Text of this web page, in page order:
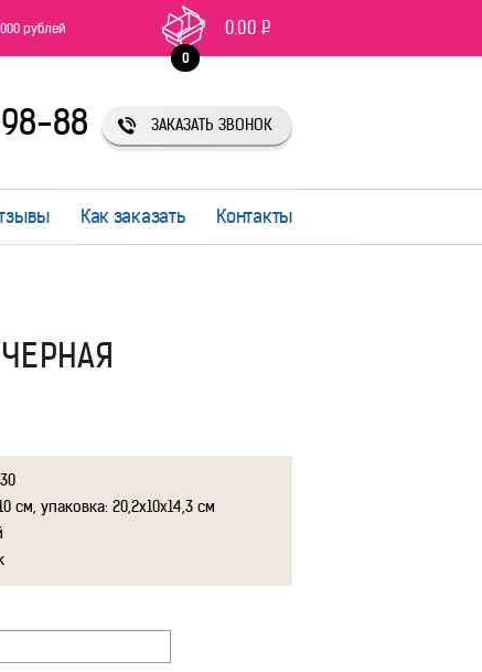
рублей
0
0.00 Р
98-88 ЗАКАЗАТЬ ЗВОНОК
Как заказать Контакты
см, упаковка: 20,2x10x14,3 см